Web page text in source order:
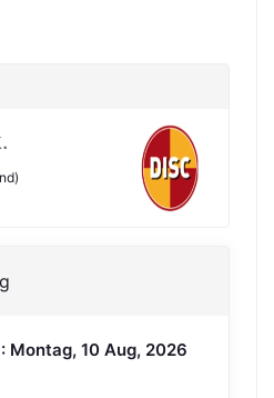
Montag, 10 Aug, 2026